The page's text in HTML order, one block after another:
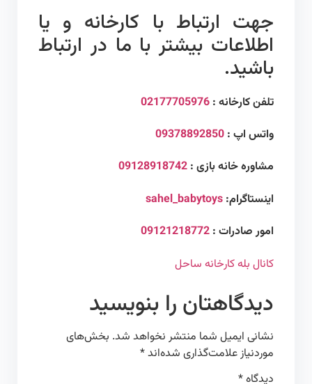
جهت ارتباط با کارخانه و یا
اطلاعات بیشتر با ما در ارتباط
باشید.
تلفن کارخانه :02177705976
واتس اپ :09378892850
مشاوره خانه بازی :09128918742
اینستاگرام:sahel_babytoys
امور صادرات :09121218772
کانال بله کارخانه ساحل
دیدگاهتان را بنویسید
نشانی ایمیل شما منتشر نخواهد شد.بخش‌های
موردنیاز علامت‌گذاری شده‌اند *